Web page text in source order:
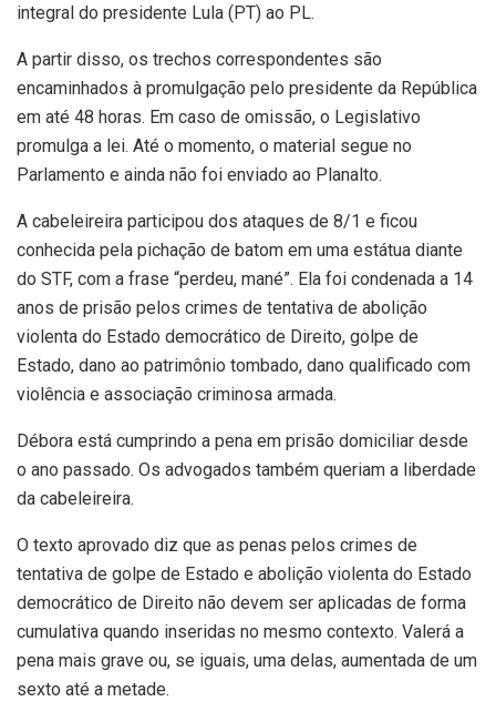
integral do presidente Lula (PT) ao PL.
A partir disso, os trechos correspondentes são
encaminhados à promulgação pelo presidente da República
em até 48 horas. Em caso de omissão, o Legislativo
promulga a lei. Até o momento, o material segue no
Parlamento e ainda não foi enviado ao Planalto.
A cabeleireira participou dos ataques de 8/1 e ficou
conhecida pela pichação de batom em uma estátua diante
do STF, com a frase “perdeu, mané”. Ela foi condenada a 14
anos de prisão pelos crimes de tentativa de abolição
violenta do Estado democrático de Direito, golpe de
Estado, dano ao patrimônio tombado, dano qualificado com
violência e associação criminosa armada.
Débora está cumprindo a pena em prisão domiciliar desde
o ano passado. Os advogados também queriam a liberdade
da cabeleireira.
O texto aprovado diz que as penas pelos crimes de
tentativa de golpe de Estado e abolição violenta do Estado
democrático de Direito não devem ser aplicadas de forma
cumulativa quando inseridas no mesmo contexto. Valerá a
pena mais grave ou, se iguais, uma delas, aumentada de um
sexto até a metade.